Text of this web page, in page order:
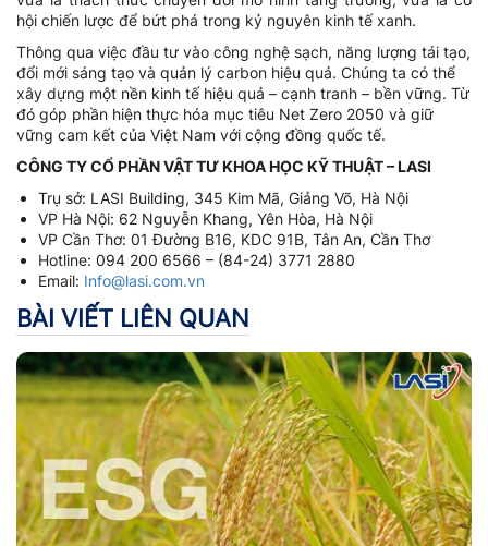
hội chiến lược để bứt phá trong kỷ nguyên kinh tế xanh.
Thông qua việc đầu tư vào công nghệ sạch, năng lượng tái tạo,
đổi mới sáng tạo và quản lý carbon hiệu quả. Chúng ta có thể
xây dựng một nền kinh tế hiệu quả – cạnh tranh – bền vững. Từ
đó góp phần hiện thực hóa mục tiêu Net Zero 2050 và giữ
vững cam kết của Việt Nam với cộng đồng quốc tế.
CÔNG TY CỔ PHẦN VẬT TƯ KHOA HỌC KỸ THUẬT – LASI
Trụ sở: LASI Building, 345 Kim Mã, Giảng Võ, Hà Nội
VP Hà Nội: 62 Nguyễn Khang, Yên Hòa, Hà Nội
VP Cần Thơ: 01 Đường B16, KDC 91B, Tân An, Cần Thơ
Hotline: 094 200 6566 – (84-24) 3771 2880
Email: Info@lasi.com.vn
BÀI VIẾT LIÊN QUAN